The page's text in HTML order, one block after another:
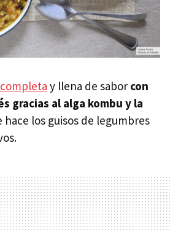
y llena de sabor con
gracias al alga kombu y la
hace los guisos de legumbres